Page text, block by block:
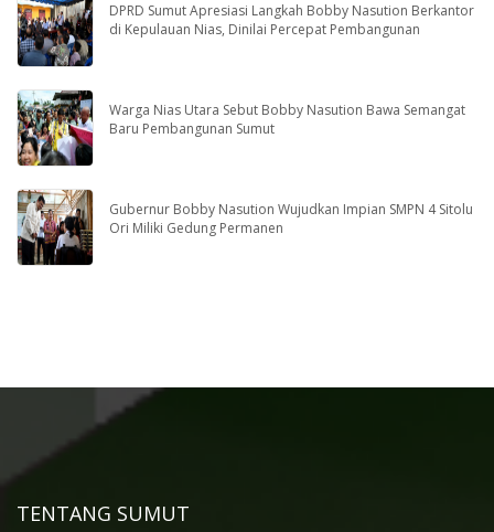
DPRD Sumut Apresiasi Langkah Bobby Nasution Berkantor
di Kepulauan Nias, Dinilai Percepat Pembangunan
Warga Nias Utara Sebut Bobby Nasution Bawa Semangat
Baru Pembangunan Sumut
Gubernur Bobby Nasution Wujudkan Impian SMPN 4 Sitolu
Ori Miliki Gedung Permanen
TENTANG SUMUT